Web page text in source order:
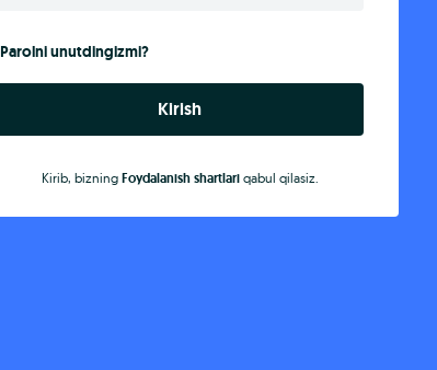
Parolni unutdingizmi?
Kirish
Kirib, bizning Foydalanish shartlariqabul qilasiz.